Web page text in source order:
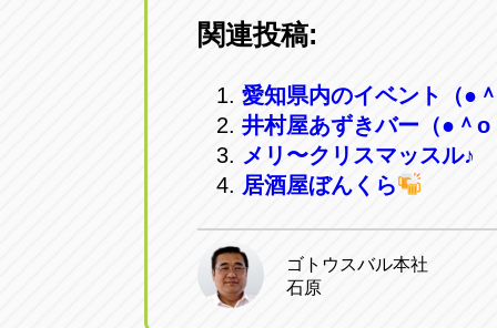
関連投稿:
愛知県内のイベント（●
井村屋あずきバー（●＾o
メリ〜クリスマッスル♪
居酒屋ぼんくら
ゴトウスバル本社
石原